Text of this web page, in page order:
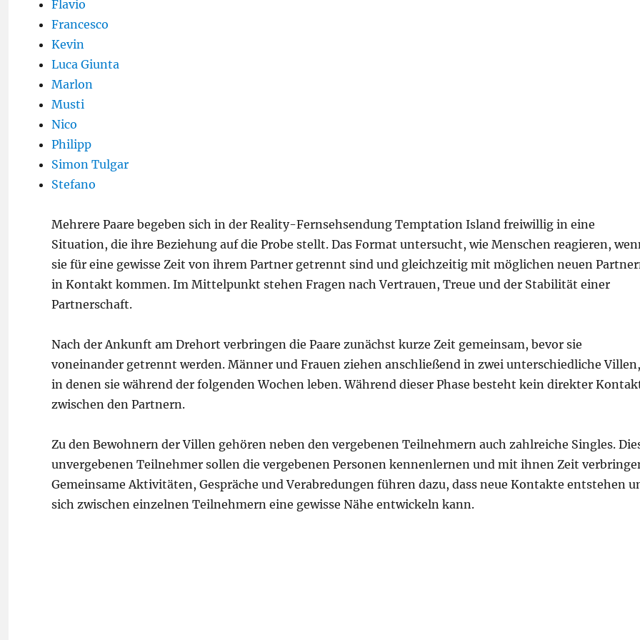
Flavio
Francesco
Kevin
Luca Giunta
Marlon
Musti
Nico
Philipp
Simon Tulgar
Stefano
Mehrere Paare begeben sich in der Reality-Fernsehsendung Temptation Island freiwillig in eine
Situation, die ihre Beziehung auf die Probe stellt. Das Format untersucht, wie Menschen reagieren,
sie für eine gewisse Zeit von ihrem Partner getrennt sind und gleichzeitig mit möglichen neuen
in Kontakt kommen. Im Mittelpunkt stehen Fragen nach Vertrauen, Treue und der Stabilität einer
Partnerschaft.
Nach der Ankunft am Drehort verbringen die Paare zunächst kurze Zeit gemeinsam, bevor sie
voneinander getrennt werden. Männer und Frauen ziehen anschließend in zwei unterschiedliche Villen,
in denen sie während der folgenden Wochen leben. Während dieser Phase besteht kein direkter
zwischen den Partnern.
Zu den Bewohnern der Villen gehören neben den vergebenen Teilnehmern auch zahlreiche Singles.
unvergebenen Teilnehmer sollen die vergebenen Personen kennenlernen und mit ihnen Zeit
Gemeinsame Aktivitäten, Gespräche und Verabredungen führen dazu, dass neue Kontakte entstehen
sich zwischen einzelnen Teilnehmern eine gewisse Nähe entwickeln kann.